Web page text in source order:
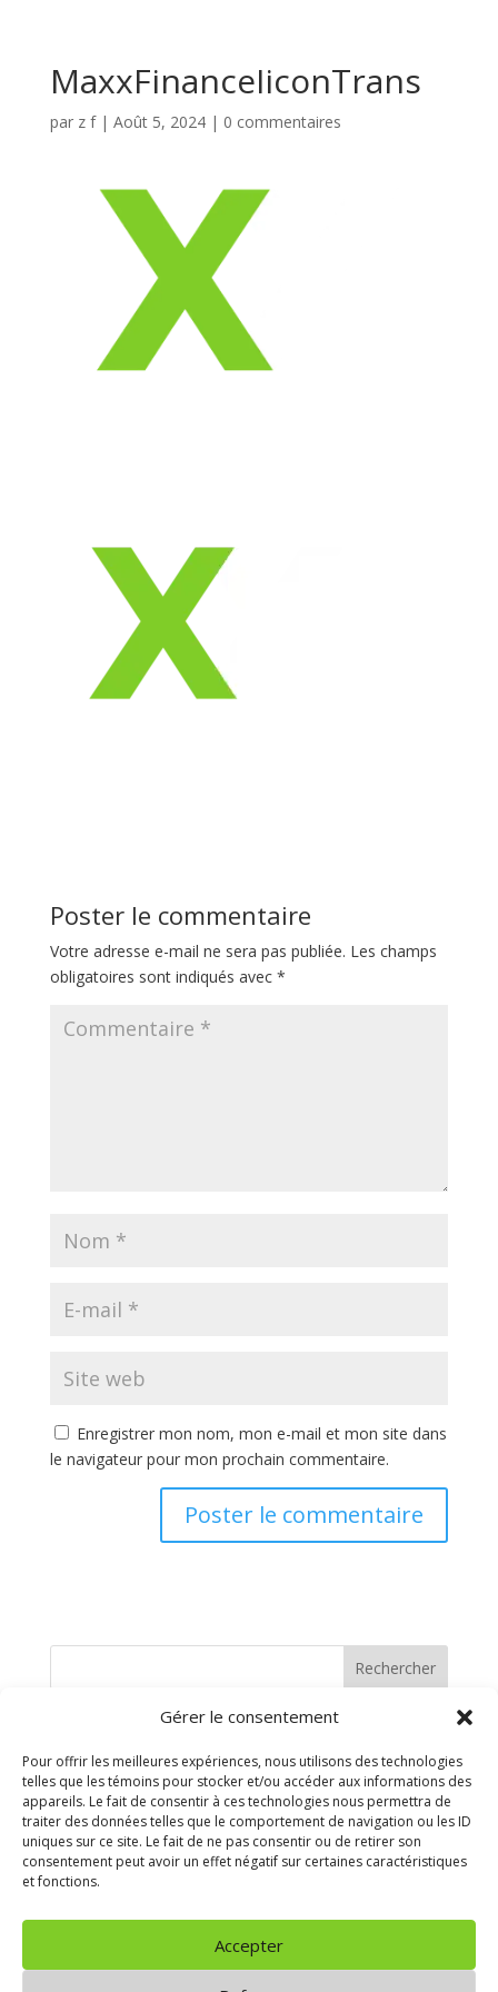
Gérer le consentement
Pour offrir les meilleures expériences, nous utilisons des technologies
telles que les témoins pour stocker et/ou accéder aux informations des
appareils. Le fait de consentir à ces technologies nous permettra de
traiter des données telles que le comportement de navigation ou les ID
uniques sur ce site. Le fait de ne pas consentir ou de retirer son
consentement peut avoir un effet négatif sur certaines caractéristiques
et fonctions.
Accepter
MaxxFinanceIiconTrans
par z f| Août 5, 2024| 0 commentaires
Poster le commentaire
Votre adresse e-mail ne sera pas publiée. Les champs
obligatoires sont indiqués avec *
Enregistrer mon nom, mon e-mail et mon site dans
le navigateur pour mon prochain commentaire.
Rechercher
Recent Comments
Aucun commentaire à afficher.
Archives
Aucune archive à afficher.